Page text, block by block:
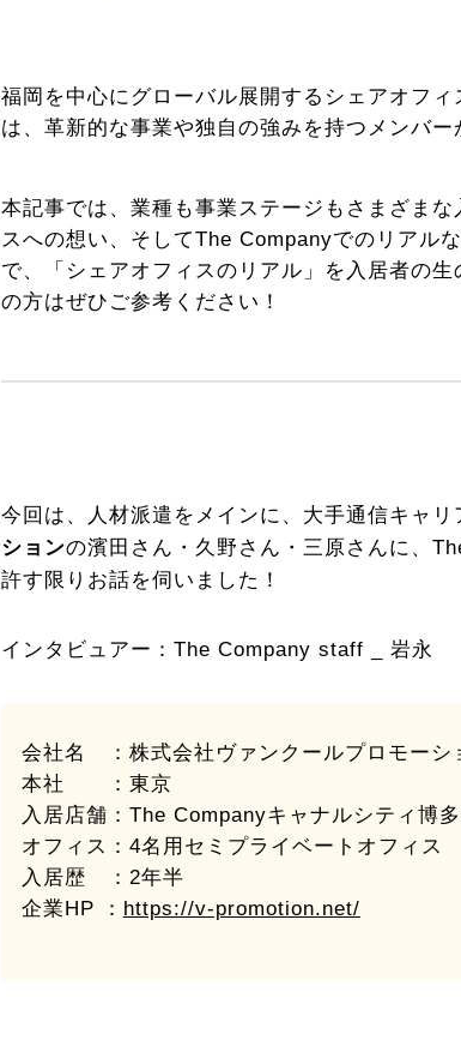
福岡を中心にグローバル展開するシェアオフ
は、革新的な事業や独自の強みを持つメンバー
本記事では、業種も事業ステージもさまざま
スへの想い、そしてThe Companyでのリアル
で、「シェアオフィスのリアル」を入居者の
の方はぜひご参考ください！
今回は、人材派遣をメインに、大手通信キャリ
ションの濱田さん・久野さん・三原さんに、
許す限りお話を伺いました！
インタビュアー：The Company staff _ 岩永
会社名 ：株式会社ヴァンクールプロモーシ
本社 ：東京
入居店舗：The Companyキャナルシティ博
オフィス：4名用セミプライベートオフィス
入居歴 ：2年半
企業HP ： https://v-promotion.net/